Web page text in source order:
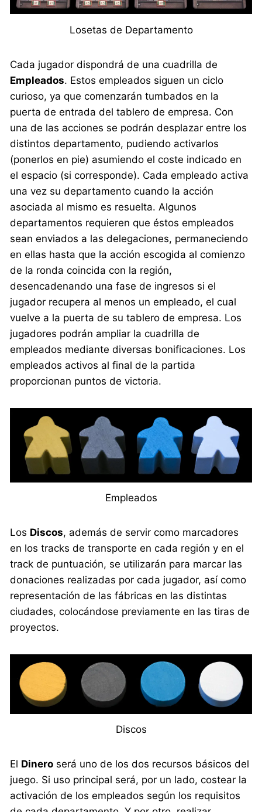
Losetas de Departamento
Cada jugador dispondrá de una cuadrilla de
Empleados. Estos empleados siguen un ciclo
curioso, ya que comenzarán tumbados en la
puerta de entrada del tablero de empresa. Con
una de las acciones se podrán desplazar entre los
distintos departamento, pudiendo activarlos
(ponerlos en pie) asumiendo el coste indicado en
el espacio (si corresponde). Cada empleado activa
una vez su departamento cuando la acción
asociada al mismo es resuelta. Algunos
departamentos requieren que éstos empleados
sean enviados a las delegaciones, permaneciendo
en ellas hasta que la acción escogida al comienzo
de la ronda coincida con la región,
desencadenando una fase de ingresos si el
jugador recupera al menos un empleado, el cual
vuelve a la puerta de su tablero de empresa. Los
jugadores podrán ampliar la cuadrilla de
empleados mediante diversas bonificaciones. Los
empleados activos al final de la partida
proporcionan puntos de victoria.
Empleados
Los Discos, además de servir como marcadores
en los tracks de transporte en cada región y en el
track de puntuación, se utilizarán para marcar las
donaciones realizadas por cada jugador, así como
representación de las fábricas en las distintas
ciudades, colocándose previamente en las tiras de
proyectos.
Discos
El Dinero será uno de los dos recursos básicos del
juego. Si uso principal será, por un lado, costear la
activación de los empleados según los requisitos